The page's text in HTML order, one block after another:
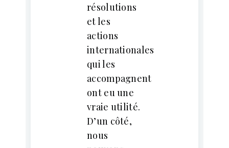
résolutions
et les
actions
internationales
qui les
accompagnent
ont eu une
vraie utilité.
D’un côté,
nous